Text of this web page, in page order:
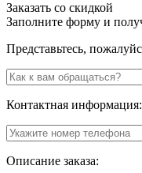
Заказать со скидкой
Заполните форму и
Представьтесь,
Контактная информация:
Описание заказа: